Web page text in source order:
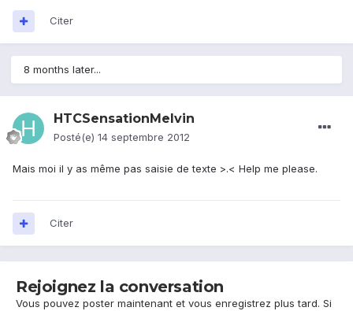
Citer
8 months later...
HTCSensationMelvin
Posté(e) 14 septembre 2012
Mais moi il y as même pas saisie de texte >.< Help me please.
Citer
Rejoignez la conversation
Vous pouvez poster maintenant et vous enregistrez plus tard. Si